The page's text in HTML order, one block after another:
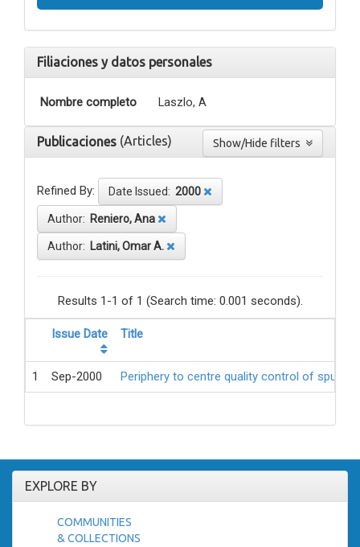
Filiaciones y datos personales
Nombre completo Laszlo, A
Publicaciones (Articles)
Refined By: Date Issued: 2000
Author: Reniero, Ana
Author: Latini, Omar A.
Results 1-1 of 1 (Search time: 0.001 seconds).
Issue Date Title
1 Sep-2000 Periphery to centre quality control of
EXPLORE BY
COMMUNITIES
& COLLECTIONS